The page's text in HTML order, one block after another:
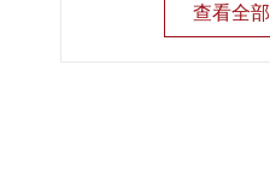
查看全部